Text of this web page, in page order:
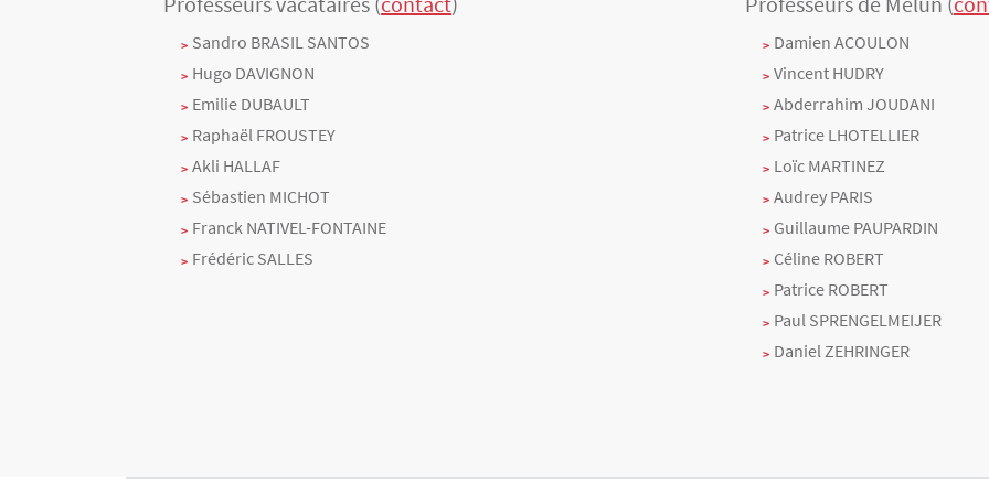
Sandro BRASIL SANTOS
Hugo DAVIGNON
Emilie DUBAULT
Raphaël FROUSTEY
Akli HALLAF
Sébastien MICHOT
Franck NATIVEL-FONTAINE
Frédéric SALLES
Damien ACOULON
Vincent HUDRY
Abderrahim JOUDANI
Patrice LHOTELLIER
Loïc MARTINEZ
Audrey PARIS
Guillaume PAUPARDIN
Céline ROBERT
Patrice ROBERT
Paul SPRENGELMEIJER
Daniel ZEHRINGER